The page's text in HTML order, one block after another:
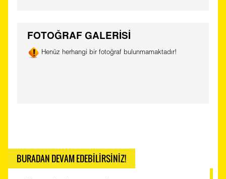
FOTOĞRAF GALERİSİ
Henüz herhangi bir fotoğraf bulunmamaktadır!
BURADAN DEVAM EDEBİLİRSİNİZ!